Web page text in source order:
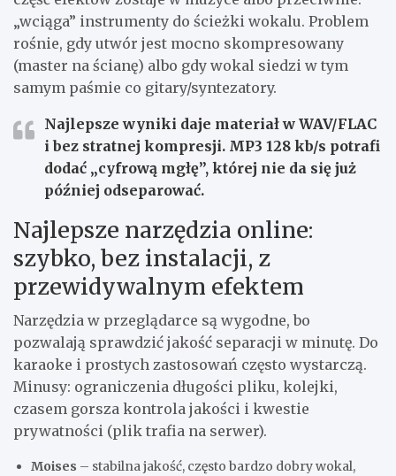
„wciąga” instrumenty do ścieżki wokalu. Problem
rośnie, gdy utwór jest mocno skompresowany
(master na ścianę) albo gdy wokal siedzi w tym
samym paśmie co gitary/syntezatory.
Najlepsze wyniki daje materiał w WAV/FLAC
i bez stratnej kompresji. MP3 128 kb/s potrafi
dodać „cyfrową mgłę”, której nie da się już
później odseparować.
Najlepsze narzędzia online:
szybko, bez instalacji, z
przewidywalnym efektem
Narzędzia w przeglądarce są wygodne, bo
pozwalają sprawdzić jakość separacji w minutę. Do
karaoke i prostych zastosowań często wystarczą.
Minusy: ograniczenia długości pliku, kolejki,
czasem gorsza kontrola jakości i kwestie
prywatności (plik trafia na serwer).
Moises – stabilna jakość, często bardzo dobry wokal,